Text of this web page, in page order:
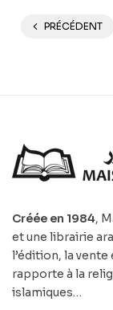
PRÉCÉDENT
Créée en 1984,
et une librairie
l’édition, la
rapporte à la
islamiques…